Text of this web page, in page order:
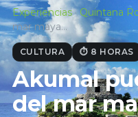
Experiencias · Quintana
mar maya…
CULTURA ⏱ 8 HORAS
Akumal
del mar